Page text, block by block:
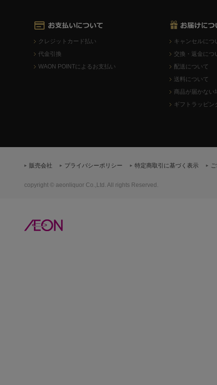
クレジットカード払い
代金引換
WAON POINTによるお支払い
キャンセルにつ
交換・返金につ
配送について
送料について
商品が届かない
ギフトラッピン
販売会社 プライバシーポリシー 特定商取引に基づく表示
copyright © aeonliquor Co.,Ltd. All rights Reserved.